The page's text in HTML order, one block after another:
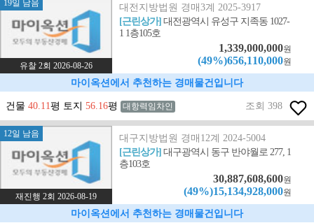
19일 남음
유찰 2회 2026-08-26
대전지방법원 경매3계 2025-3917
[근린상가]대전광역시 유성구 지족동 1027-
1 1층105호
1,339,000,000원
(49%)656,110,000원
마이옥션에서 추천하는 경매물건입니다
건물 40.11평 토지 56.16평 대항력임차인 조회 398
12일 남음
재진행 2회 2026-08-19
대구지방법원 경매12계 2024-5004
[근린상가]대구광역시 동구 반야월로 277, 1
층103호
30,887,608,600원
(49%)15,134,928,000원
마이옥션에서 추천하는 경매물건입니다